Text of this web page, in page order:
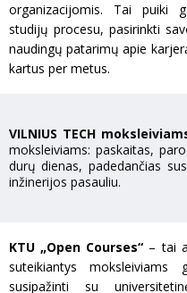
organizacijomis. Tai puiki
studijų procesu, pasirinkti
naudingų patarimų apie
kartus per metus.
VILNIUS TECH
moksleiviams: paskaitas,
durų dienas, padedančias
inžinerijos pasauliu.
KTU „Open Courses“ – tai
suteikiantys moksleiviams
susipažinti su